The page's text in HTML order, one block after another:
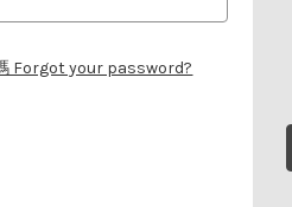
Forgot your password?